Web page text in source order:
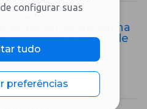
de pagamento cai na
Entenda o prazo de
por Equipe Cielo
configurar suas
tudo
preferências